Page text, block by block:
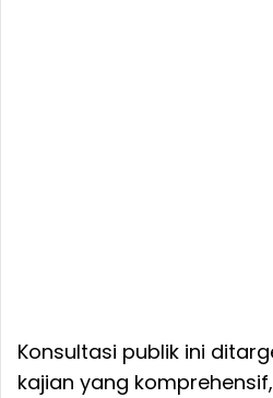
Konsultasi publik ini
kajian yang